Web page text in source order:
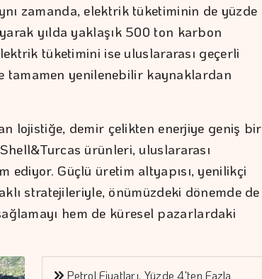
zamanda, elektrik tüketiminin de yüzde
yılda yaklaşık 500 ton karbon
tüketimini ise uluslararası geçerli
tamamen yenilenebilir kaynaklardan
lojistiğe, demir çelikten enerjiye geniş bir
ürünleri, uluslararası
ediyor. Güçlü üretim altyapısı, yenilikçi
stratejileriyle, önümüzdeki dönemde de
hem de küresel pazarlardaki
Petrol Fiyatları, Yüzde 4'ten Fazla